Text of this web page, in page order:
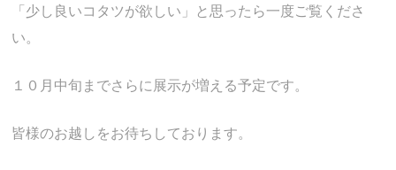
「少し良いコタツが欲しい」と思ったら一度ご覧くださ
い。
１０月中旬までさらに展示が増える予定です。
皆様のお越しをお待ちしております。